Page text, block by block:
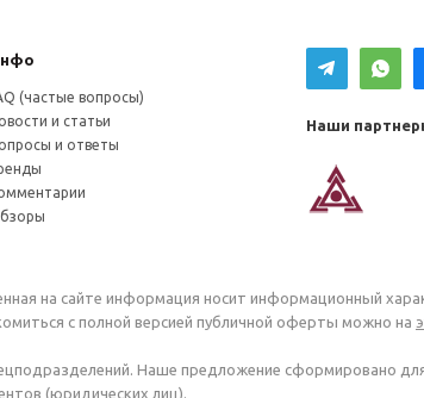
(частые вопросы)
и статьи
и ответы
Наши
на сайте информация носит информационный
с полной версией публичной оферты можно на
Наше предложение сформировано
(юридических лиц).